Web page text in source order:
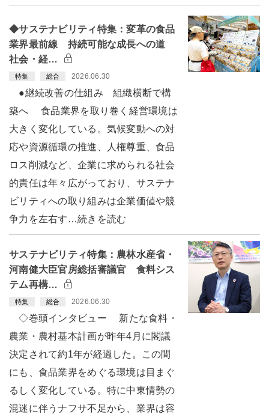
◆サステナビリティ特集：変革の食品
業界最前線 持続可能な成長への道
社会・経…
特集 総合 2026.06.30
●継続改善の仕組み 組織横断で構
築へ 食品業界を取り巻く経営環境は
大きく変化している。気候変動への対
応や資源循環の推進、人権尊重、食品
ロス削減など、企業に求められる社会
的責任は年々広がっており、サステナ
ビリティへの取り組みは企業価値や競
争力を左右す…続きを読む
サステナビリティ特集：農林水産省・
河南健大臣官房総括審議官 食料シス
テム再構…
特集 総合 2026.06.30
◇巻頭インタビュー 新たな食料・
農業・農村基本計画が昨年4月に閣議
決定されて約1年が経過した。この間
にも、食品業界をめぐる環境は目まぐ
るしく変化している。特に中東情勢の
混迷に伴うナフサ不足から、業界は容